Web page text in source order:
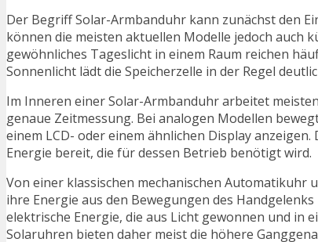
Der Begriff Solar-Armbanduhr kann zunächst den
können die meisten aktuellen Modelle jedoch auch
gewöhnliches Tageslicht in einem Raum reichen
Sonnenlicht lädt die Speicherzelle in der Regel
Im Inneren einer Solar-Armbanduhr arbeitet
genaue Zeitmessung. Bei analogen Modellen
einem LCD- oder einem ähnlichen Display
Energie bereit, die für dessen Betrieb benötigt wird.
Von einer klassischen mechanischen
ihre Energie aus den Bewegungen des
elektrische Energie, die aus Licht gewonnen und in
Solaruhren bieten daher meist die höhere